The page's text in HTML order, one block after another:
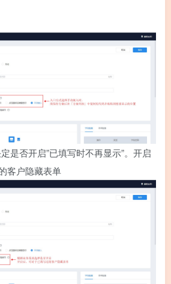
是否开启”已填写时不再显示”。开启
客户隐藏表单